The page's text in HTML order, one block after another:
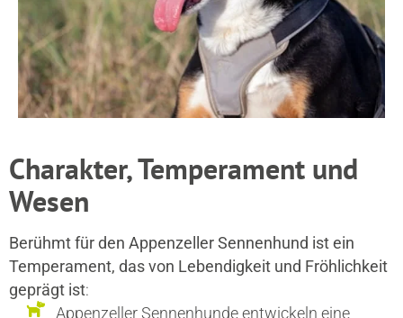
Charakter, Temperament und
Wesen
Berühmt für den Appenzeller Sennenhund ist ein
Temperament, das von Lebendigkeit und Fröhlichkeit
geprägt ist:
Appenzeller Sennenhunde entwickeln eine